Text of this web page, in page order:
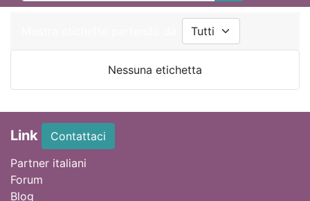
Nessuna etichetta
Link
Contattaci
Partner italiani
Forum
Blog